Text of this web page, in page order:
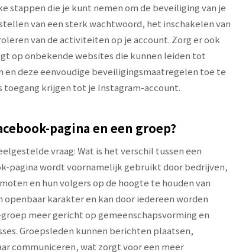
stappen die je kunt nemen om de beveiliging van je
van een sterk wachtwoord, het inschakelen van
van de activiteiten op je account. Zorg er ook
op onbekende websites die kunnen leiden tot
en deze eenvoudige beveiligingsmaatregelen toe te
toegang krijgen tot je Instagram-account.
pagina en een groep?
vraag: Wat is het verschil tussen een
pagina wordt voornamelijk gebruikt door bedrijven,
en hun volgers op de hoogte te houden van
openbaar karakter en kan door iedereen worden
meer gericht op gemeenschapsvorming en
Groepsleden kunnen berichten plaatsen,
communiceren, wat zorgt voor een meer